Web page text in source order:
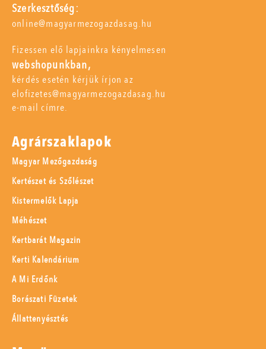
Szerkesztőség:
online@magyarmezogazdasag.hu
Fizessen elő lapjainkra kényelmesen
webshopunkban,
kérdés esetén kérjük írjon az
elofizetes@magyarmezogazdasag.hu
e-mail címre.
Agrárszaklapok
Magyar Mezőgazdaság
Kertészet és Szőlészet
Kistermelők Lapja
Méhészet
Kertbarát Magazin
Kerti Kalendárium
A Mi Erdőnk
Borászati Füzetek
Állattenyésztés